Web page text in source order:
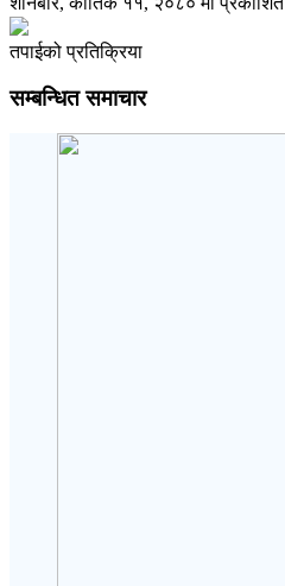
तपाईको प्रतिक्रिया
सम्बन्धित समाचार